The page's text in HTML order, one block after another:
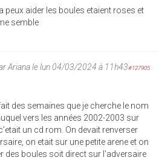
peux aider les boules etaient roses et
semble
Arianale lun 04/03/2024 à 11h43#127905
des semaines que je cherche le nom
vers les années 2002-2003 sur
un cd rom. On devait renverser
on etait sur une petite arene et on
des boules soit direct sur l'adversaire